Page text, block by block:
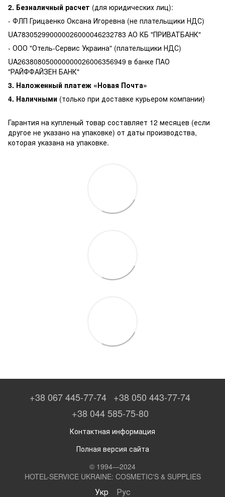
2. Безналичный расчет (для юридических лиц):
- ФЛП Грицаенко Оксана Игоревна (не плательщики НДС)
UA783052990000026000046232783 АО КБ "ПРИВАТБАНК"
- ООО "Отель-Сервис Украина" (плательщики НДС)
UA263808050000000026006356949 в банке ПАО
"РАЙФФАЙЗЕН БАНК"
3. Наложенный платеж «Новая Почта»
4. Наличными (только при доставке курьером компании)
Гарантия на купленый товар составляет 12 месяцев (если
другое не указано на упаковке) от даты производства,
которая указана на упаковке.
+38 067 445-77-74 +38 050 443-77-74
+38 044 585-75-80
Контактная информация
Полная версия сайта
© 1994—2024
HOTEL-SERVICE UKRAINE: COSMETIC'S & SUPPLIES
Укр Рус